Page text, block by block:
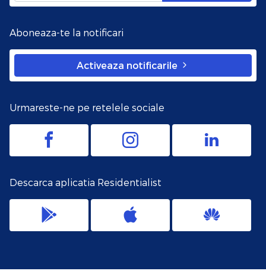
Aboneaza-te la notificari
Activeaza notificarile
Urmareste-ne pe retelele sociale
Descarca aplicatia Residentialist